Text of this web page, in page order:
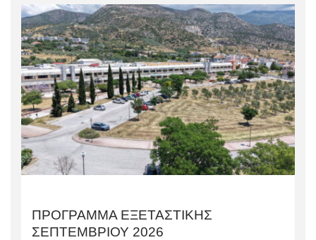
ΠΡΟΓΡΑΜΜΑ ΕΞΕΤΑΣΤΙΚΗΣ
ΣΕΠΤΕΜΒΡΙΟΥ 2026